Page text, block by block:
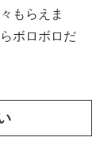
もらえま
ボロボロだ